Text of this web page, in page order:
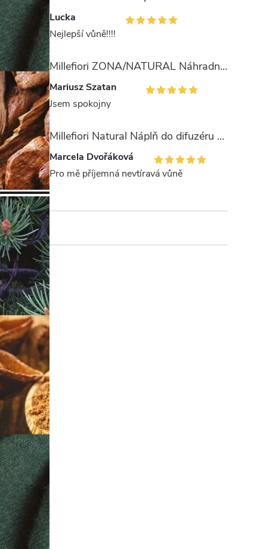
Lucka
Nejlepší vůně!!!!
Millefiori ZONA/NATURAL Náhradní stébla pro difuzér 100ml
Mariusz Szatan
Jsem spokojny
Millefiori Natural Náplň do difuzéru 250ml/Legni e Fiori ďArancio
Marcela Dvořáková
Pro mě příjemná nevtíravá vůně